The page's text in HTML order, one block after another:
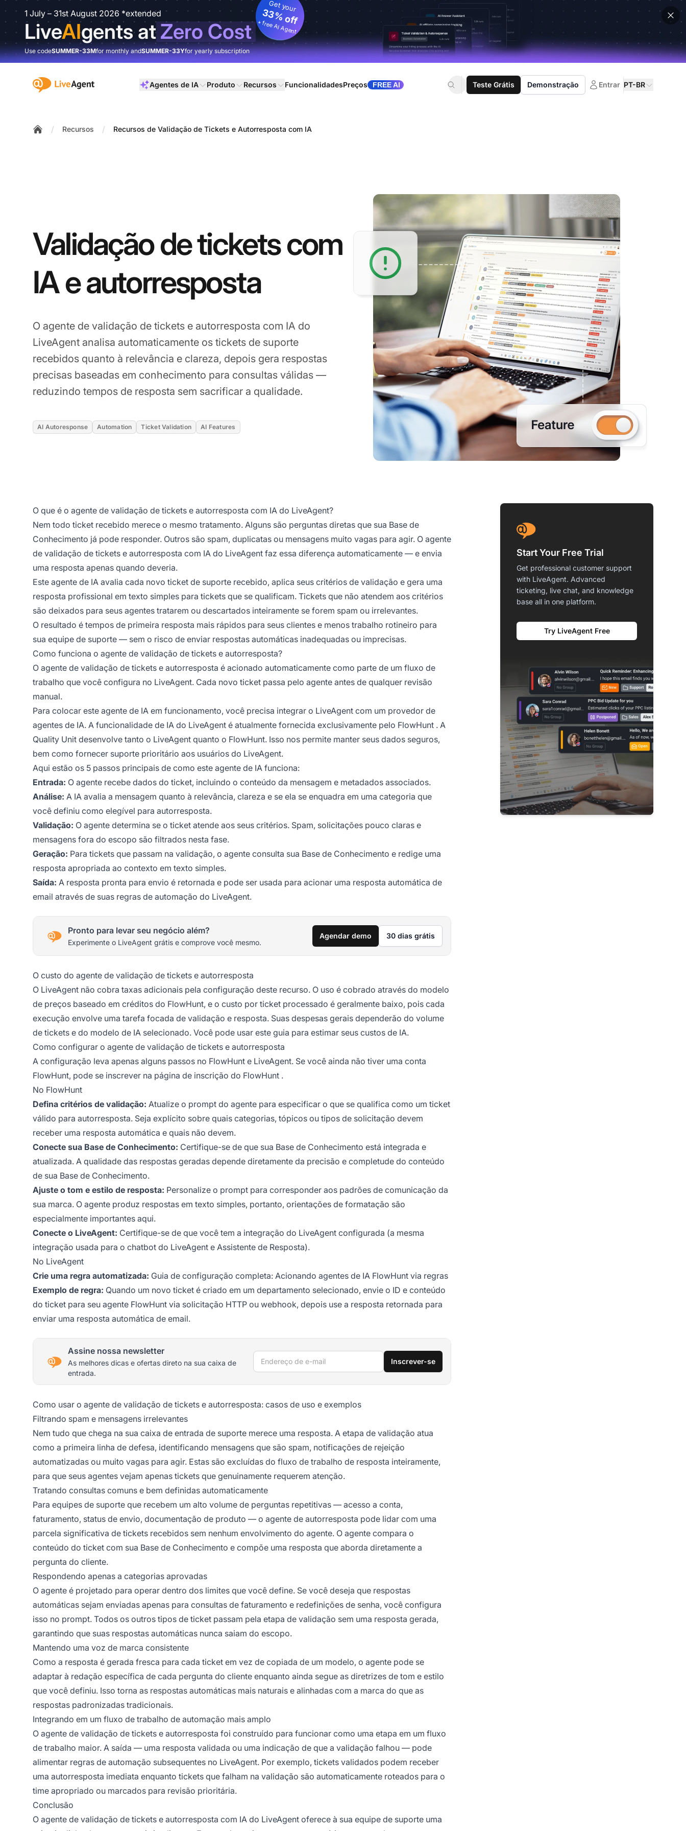
1 July – 31st August 2026 *extended
LiveAIgents atZero Cost
Get your
33% off
+ free AI Agent
Use codeSUMMER-33Mfor monthly andSUMMER-33Yfor yearly subscription
:site.title Agentes de IA Produto Recursos FuncionalidadesPreços FREE AI Teste Grátis Demonstração Entrar PT-BR
/ Recursos / Recursos de Validação de Tickets e Autorresposta com IA
Validação de tickets com
IA e autorresposta
O agente de validação de tickets e autorresposta com IA do
LiveAgent analisa automaticamente os tickets de suporte
recebidos quanto à relevância e clareza, depois gera respostas
precisas baseadas em conhecimento para consultas válidas —
reduzindo tempos de resposta sem sacrificar a qualidade.
AI Autoresponse Automation Ticket Validation AI Features
O que é o agente de validação de tickets e autorresposta com IA do LiveAgent?
Nem todo ticket recebido merece o mesmo tratamento. Alguns são perguntas diretas que sua Base de
Conhecimento já pode responder. Outros são spam, duplicatas ou mensagens muito vagas para agir. O agente
de validação de tickets e autorresposta com IA do LiveAgent faz essa diferença automaticamente — e envia
uma resposta apenas quando deveria.
Este agente de IA avalia cada novo ticket de suporte recebido, aplica seus critérios de validação e gera uma
resposta profissional em texto simples para tickets que se qualificam. Tickets que não atendem aos critérios
são deixados para seus agentes tratarem ou descartados inteiramente se forem spam ou irrelevantes.
O resultado é tempos de primeira resposta mais rápidos para seus clientes e menos trabalho rotineiro para
sua equipe de suporte — sem o risco de enviar respostas automáticas inadequadas ou imprecisas.
Como funciona o agente de validação de tickets e autorresposta?
O agente de validação de tickets e autorresposta é acionado automaticamente como parte de um fluxo de
trabalho que você configura no LiveAgent. Cada novo ticket passa pelo agente antes de qualquer revisão
manual.
Para colocar este agente de IA em funcionamento, você precisa integrar o LiveAgent com um provedor de
agentes de IA. A funcionalidade de IA do LiveAgent é atualmente fornecida exclusivamente pelo FlowHunt . A
Quality Unit desenvolve tanto o LiveAgent quanto o FlowHunt. Isso nos permite manter seus dados seguros,
bem como fornecer suporte prioritário aos usuários do LiveAgent.
Aqui estão os 5 passos principais de como este agente de IA funciona:
Entrada: O agente recebe dados do ticket, incluindo o conteúdo da mensagem e metadados associados.
Análise: A IA avalia a mensagem quanto à relevância, clareza e se ela se enquadra em uma categoria que
você definiu como elegível para autorresposta.
Validação: O agente determina se o ticket atende aos seus critérios. Spam, solicitações pouco claras e
mensagens fora do escopo são filtrados nesta fase.
Geração: Para tickets que passam na validação, o agente consulta sua Base de Conhecimento e redige uma
resposta apropriada ao contexto em texto simples.
Saída: A resposta pronta para envio é retornada e pode ser usada para acionar uma resposta automática de
email através de suas regras de automação do LiveAgent.
Pronto para levar seu negócio além?
Experimente o LiveAgent grátis e comprove você mesmo.
Agendar demo 30 dias grátis
O custo do agente de validação de tickets e autorresposta
O LiveAgent não cobra taxas adicionais pela configuração deste recurso. O uso é cobrado através do modelo
de preços baseado em créditos do FlowHunt, e o custo por ticket processado é geralmente baixo, pois cada
execução envolve uma tarefa focada de validação e resposta. Suas despesas gerais dependerão do volume
de tickets e do modelo de IA selecionado. Você pode usar este guia para estimar seus custos de IA.
Como configurar o agente de validação de tickets e autorresposta
A configuração leva apenas alguns passos no FlowHunt e LiveAgent. Se você ainda não tiver uma conta
FlowHunt, pode se inscrever na página de inscrição do FlowHunt .
No FlowHunt
Defina critérios de validação: Atualize o prompt do agente para especificar o que se qualifica como um ticket
válido para autorresposta. Seja explícito sobre quais categorias, tópicos ou tipos de solicitação devem
receber uma resposta automática e quais não devem.
Conecte sua Base de Conhecimento: Certifique-se de que sua Base de Conhecimento está integrada e
atualizada. A qualidade das respostas geradas depende diretamente da precisão e completude do conteúdo
de sua Base de Conhecimento.
Ajuste o tom e estilo de resposta: Personalize o prompt para corresponder aos padrões de comunicação da
sua marca. O agente produz respostas em texto simples, portanto, orientações de formatação são
especialmente importantes aqui.
Conecte o LiveAgent: Certifique-se de que você tem a integração do LiveAgent configurada (a mesma
integração usada para o chatbot do LiveAgent e Assistente de Resposta).
No LiveAgent
Crie uma regra automatizada: Guia de configuração completa: Acionando agentes de IA FlowHunt via regras
Exemplo de regra: Quando um novo ticket é criado em um departamento selecionado, envie o ID e conteúdo
do ticket para seu agente FlowHunt via solicitação HTTP ou webhook, depois use a resposta retornada para
enviar uma resposta automática de email.
Assine nossa newsletter
As melhores dicas e ofertas direto na sua caixa de
entrada.
Endereço de e-mail Inscrever-se
Como usar o agente de validação de tickets e autorresposta: casos de uso e exemplos
Filtrando spam e mensagens irrelevantes
Nem tudo que chega na sua caixa de entrada de suporte merece uma resposta. A etapa de validação atua
como a primeira linha de defesa, identificando mensagens que são spam, notificações de rejeição
automatizadas ou muito vagas para agir. Estas são excluídas do fluxo de trabalho de resposta inteiramente,
para que seus agentes vejam apenas tickets que genuinamente requerem atenção.
Tratando consultas comuns e bem definidas automaticamente
Para equipes de suporte que recebem um alto volume de perguntas repetitivas — acesso a conta,
faturamento, status de envio, documentação de produto — o agente de autorresposta pode lidar com uma
parcela significativa de tickets recebidos sem nenhum envolvimento do agente. O agente compara o
conteúdo do ticket com sua Base de Conhecimento e compõe uma resposta que aborda diretamente a
pergunta do cliente.
Respondendo apenas a categorias aprovadas
O agente é projetado para operar dentro dos limites que você define. Se você deseja que respostas
automáticas sejam enviadas apenas para consultas de faturamento e redefinições de senha, você configura
isso no prompt. Todos os outros tipos de ticket passam pela etapa de validação sem uma resposta gerada,
garantindo que suas respostas automáticas nunca saiam do escopo.
Mantendo uma voz de marca consistente
Como a resposta é gerada fresca para cada ticket em vez de copiada de um modelo, o agente pode se
adaptar à redação específica de cada pergunta do cliente enquanto ainda segue as diretrizes de tom e estilo
que você definiu. Isso torna as respostas automáticas mais naturais e alinhadas com a marca do que as
respostas padronizadas tradicionais.
Integrando em um fluxo de trabalho de automação mais amplo
O agente de validação de tickets e autorresposta foi construído para funcionar como uma etapa em um fluxo
de trabalho maior. A saída — uma resposta validada ou uma indicação de que a validação falhou — pode
alimentar regras de automação subsequentes no LiveAgent. Por exemplo, tickets validados podem receber
uma autorresposta imediata enquanto tickets que falham na validação são automaticamente roteados para o
time apropriado ou marcados para revisão prioritária.
Conclusão
O agente de validação de tickets e autorresposta com IA do LiveAgent oferece à sua equipe de suporte uma
Start Your Free Trial
Get professional customer support
with LiveAgent. Advanced
ticketing, live chat, and knowledge
base all in one platform.
Try LiveAgent Free